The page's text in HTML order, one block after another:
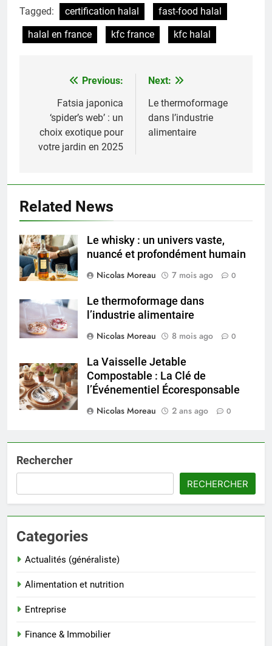
Tagged: certification halal
fast-food halal
halal en france
kfc france kfc halal
Navigation
l’article
Previous:
Fatsia japonica
‘spider’s web’ : un
choix exotique pour
votre jardin en 2025
Next:
Le thermoformage
dans l’industrie
alimentaire
Related News
Le whisky : un univers vaste,
nuancé et profondément humain
Nicolas Moreau
7 mois ago 0
Le thermoformage dans
l’industrie alimentaire
Nicolas Moreau
8 mois ago 0
La Vaisselle Jetable
Compostable : La Clé de
l’Événementiel Écoresponsable
Nicolas Moreau
2 ans ago 0
Rechercher
RECHERCHER
Categories
Actualités (généraliste)
Alimentation et nutrition
Entreprise
Finance & Immobilier